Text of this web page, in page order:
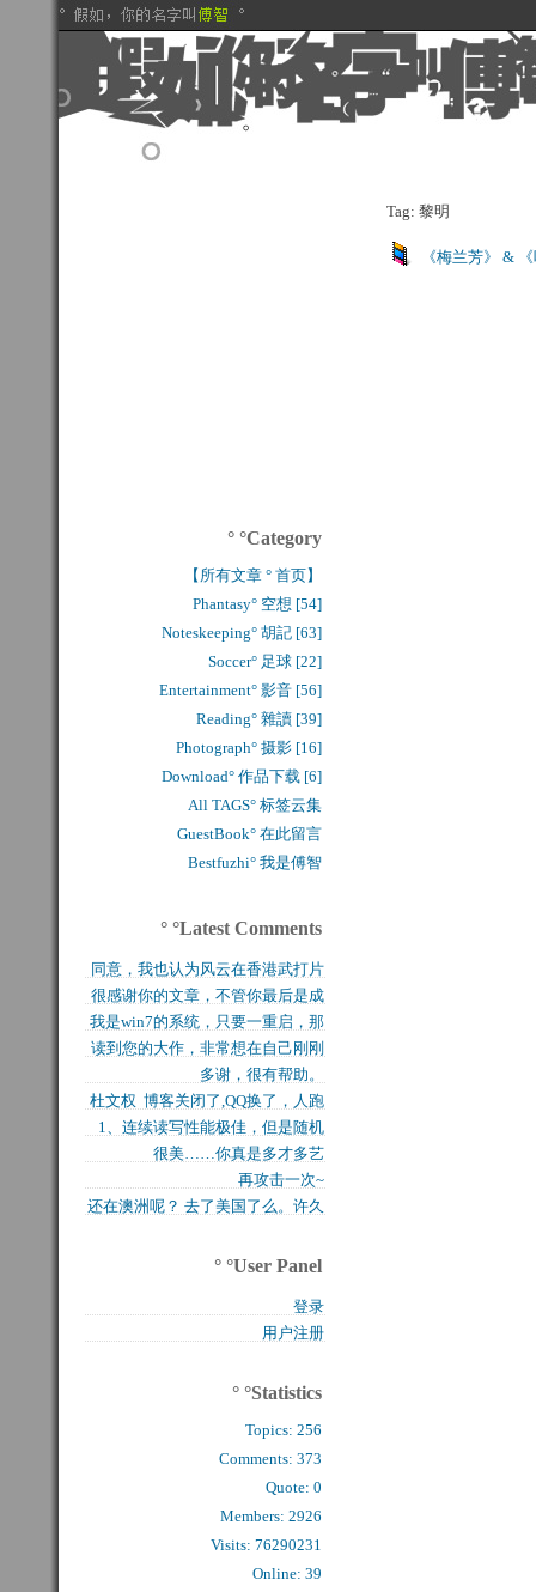
Tag: 黎明
《梅兰芳》 &
° °Category
【所有文章 ° 首页】
Phantasy° 空想 [54]
Noteskeeping° 胡記 [63]
Soccer° 足球 [22]
Entertainment° 影音 [56]
Reading° 雜讀 [39]
Photograph° 摄影 [16]
Download° 作品下载 [6]
All TAGS° 标签云集
GuestBook° 在此留言
Bestfuzhi° 我是傅智
° °Latest Comments
同意，我也认为风云在香港武打片
历史上是绝无仅有的，...
很感谢你的文章，不管你最后是成
功还是失败，能让后来...
我是win7的系统，只要一重启，那
块MFT盘就无法...
读到您的大作，非常想在自己刚刚
买的固态硬盘上试试，...
多谢，很有帮助。
杜文权 博客关闭了,QQ换了，人跑
了 新的QQ...
1、连续读写性能极佳，但是随机
写入性能极差（这对于...
很美……你真是多才多艺
再攻击一次~
还在澳洲呢？ 去了美国了么。许久
° °User Panel
登录
用户注册
° °Statistics
Topics:256
Comments: 373
Quote: 0
Members: 2926
Visits: 76290231
Online: 39